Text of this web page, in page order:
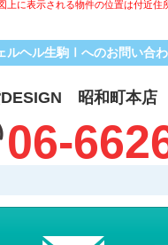
上に表示される物件の位置は付近住
ルヘル生駒Ⅰへのお問い合
昭和町本店
06-